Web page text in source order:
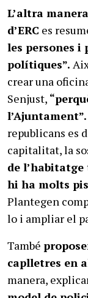
L’altra
d’ERC es
les persones i
polítiques”.
crear una
Senjust,
l’Ajuntament”.
republicans es
capitalitat, la
de
hi ha molts
Plantegen
lo i ampliar el
També
caplletres en
manera,